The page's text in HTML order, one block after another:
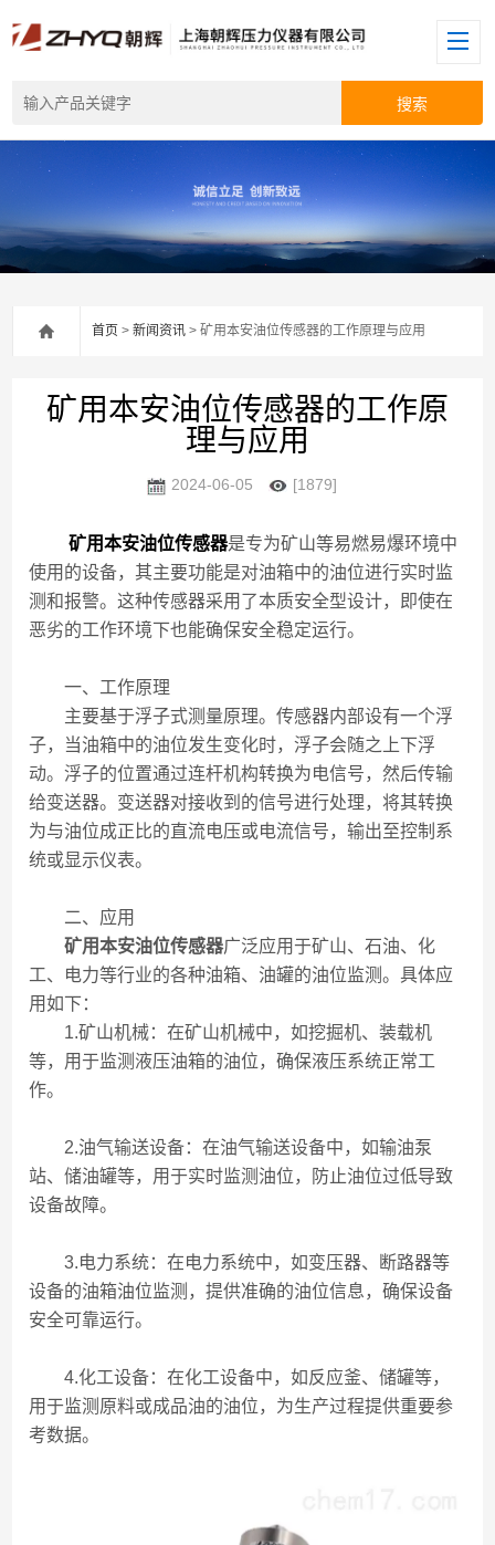
首页 >新闻资讯 > 矿用本安油位传感器的工作原理与应用
矿用本安油位传感器的工作原
理与应用
2024-06-05 [1879]
矿用本安油位传感器是专为矿山等易燃易爆环境中
使用的设备，其主要功能是对油箱中的油位进行实时监
测和报警。这种传感器采用了本质安全型设计，即使在
恶劣的工作环境下也能确保安全稳定运行。
一、工作原理
主要基于浮子式测量原理。传感器内部设有一个浮
子，当油箱中的油位发生变化时，浮子会随之上下浮
动。浮子的位置通过连杆机构转换为电信号，然后传输
给变送器。变送器对接收到的信号进行处理，将其转换
为与油位成正比的直流电压或电流信号，输出至控制系
统或显示仪表。
二、应用
矿用本安油位传感器广泛应用于矿山、石油、化
工、电力等行业的各种油箱、油罐的油位监测。具体应
用如下：
1.矿山机械：在矿山机械中，如挖掘机、装载机
等，用于监测液压油箱的油位，确保液压系统正常工
作。
2.油气输送设备：在油气输送设备中，如输油泵
站、储油罐等，用于实时监测油位，防止油位过低导致
设备故障。
3.电力系统：在电力系统中，如变压器、断路器等
设备的油箱油位监测，提供准确的油位信息，确保设备
安全可靠运行。
4.化工设备：在化工设备中，如反应釜、储罐等，
用于监测原料或成品油的油位，为生产过程提供重要参
考数据。